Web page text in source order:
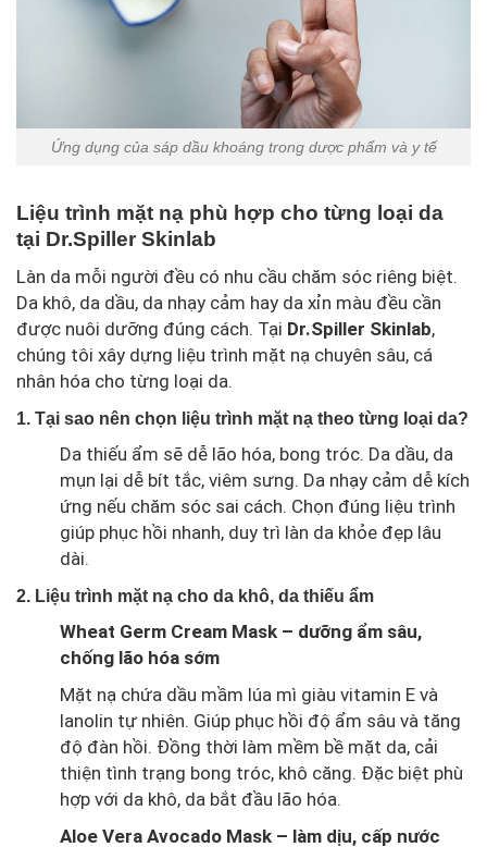
Ứng dụng của sáp dầu khoáng trong dược phẩm và y tế
Liệu trình mặt nạ phù hợp cho từng loại da
tại Dr.Spiller Skinlab
Làn da mỗi người đều có nhu cầu chăm sóc riêng biệt.
Da khô, da dầu, da nhạy cảm hay da xỉn màu đều cần
được nuôi dưỡng đúng cách. Tại Dr.Spiller Skinlab,
chúng tôi xây dựng liệu trình mặt nạ chuyên sâu, cá
nhân hóa cho từng loại da.
1. Tại sao nên chọn liệu trình mặt nạ theo từng loại da?
Da thiếu ẩm sẽ dễ lão hóa, bong tróc. Da dầu, da
mụn lại dễ bít tắc, viêm sưng. Da nhạy cảm dễ kích
ứng nếu chăm sóc sai cách. Chọn đúng liệu trình
giúp phục hồi nhanh, duy trì làn da khỏe đẹp lâu
dài.
2. Liệu trình mặt nạ cho da khô, da thiếu ẩm
Wheat Germ Cream Mask – dưỡng ẩm sâu,
chống lão hóa sớm
Mặt nạ chứa dầu mầm lúa mì giàu vitamin E và
lanolin tự nhiên. Giúp phục hồi độ ẩm sâu và tăng
độ đàn hồi. Đồng thời làm mềm bề mặt da, cải
thiện tình trạng bong tróc, khô căng. Đặc biệt phù
hợp với da khô, da bắt đầu lão hóa.
Aloe Vera Avocado Mask – làm dịu, cấp nước